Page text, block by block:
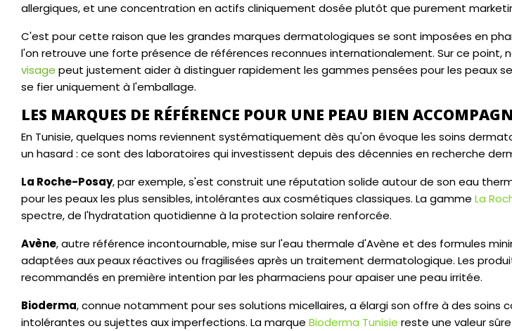
allergiques, et une concentration en actifs cliniquement dosée plutôt que purement
C'est pour cette raison que les grandes marques dermatologiques se sont imposées en
l'on retrouve une forte présence de références reconnues internationalement. Sur ce point,
visage peut justement aider à distinguer rapidement les gammes pensées pour les peaux
se fier uniquement à l'emballage.
LES MARQUES DE RÉFÉRENCE POUR UNE PEAU BIEN
En Tunisie, quelques noms reviennent systématiquement dès qu'on évoque les soins
un hasard : ce sont des laboratoires qui investissent depuis des décennies en recherche
La Roche-Posay, par exemple, s'est construit une réputation solide autour de son eau
pour les peaux les plus sensibles, intolérantes aux cosmétiques classiques. La gamme La
spectre, de l'hydratation quotidienne à la protection solaire renforcée.
Avène, autre référence incontournable, mise sur l'eau thermale d'Avène et des formules
adaptées aux peaux réactives ou fragilisées après un traitement dermatologique. Les
recommandés en première intention par les pharmaciens pour apaiser une peau irritée.
Bioderma, connue notamment pour ses solutions micellaires, a élargi son offre à des soins
intolérantes ou sujettes aux imperfections. La marque Bioderma Tunisie reste une valeur